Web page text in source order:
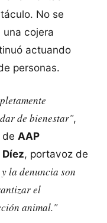
No se
cojera
actuando
personas.
de bienestar",
AAP
, portavoz de
la denuncia son
el
animal."